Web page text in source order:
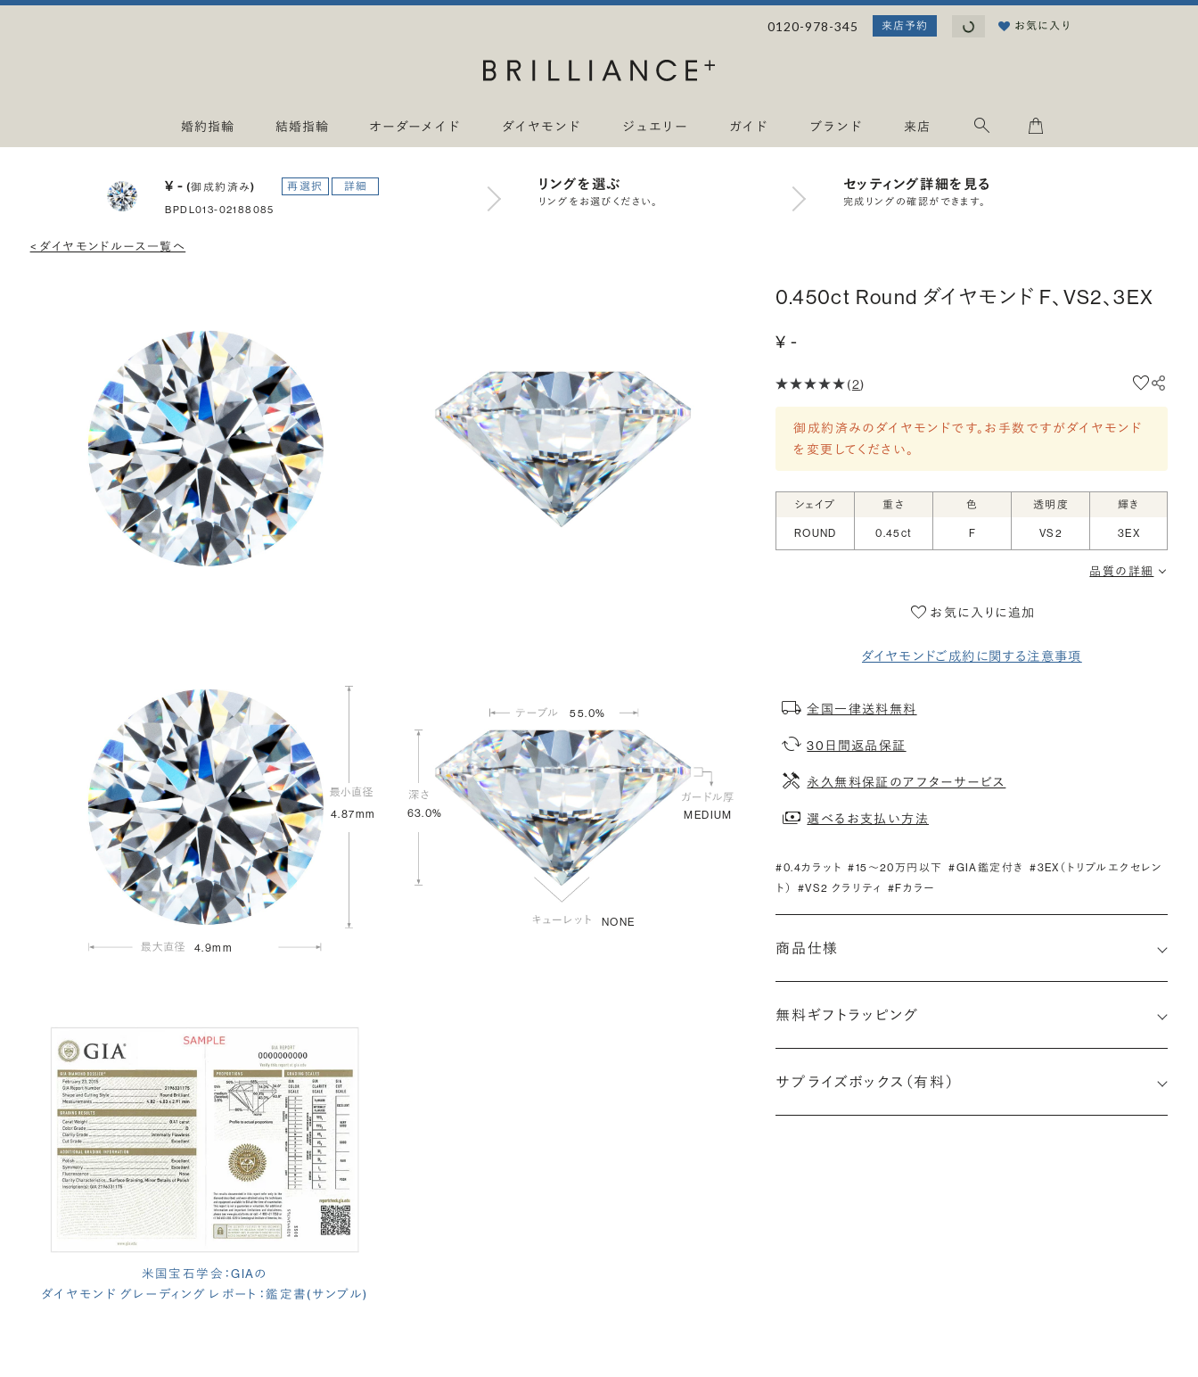
0120-978-345 来店予約 読み込み中...お気に入り
婚約指輪 結婚指輪 オーダーメイド ダイヤモンド ジュエリー ガイド ブランド 来店
¥ -(御成約済み) 再選択 詳細
BPDL013-02188085
リングを選ぶ
リングをお選びください。
セッティング詳細を見る
完成リングの確認ができます。
< ダイヤモンドルース一覧へ
4.87mm
4.9mm
63.0%
55.0%
MEDIUM
NONE
米国宝石学会：GIAの
ダイヤモンド グレーディング レポート：鑑定書(サンプル)
0.450ct Round ダイヤモンド F、VS2、3EX
¥ -
(2)
御成約済みのダイヤモンドです。お手数ですがダイヤモンド
を変更してください。
シェイプ 重さ 色 透明度 輝き
ROUND 0.45ct F VS2 3EX
品質の詳細
お気に入りに追加
ダイヤモンドご成約に関する注意事項
全国一律送料無料
30日間返品保証
永久無料保証のアフターサービス
選べるお支払い方法
#0.4カラット #15〜20万円以下 #GIA鑑定付き
#3EX（トリプルエクセレン
ト）
#VS2 クラリティ #Fカラー
商品仕様
(最小直径-最大直径×深さ)
無料ギフトラッピング
サプライズボックス（有料）